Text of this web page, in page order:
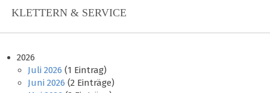
KLETTERN & SERVICE
2026
Juli 2026 (1 Eintrag)
Juni 2026 (2 Einträge)